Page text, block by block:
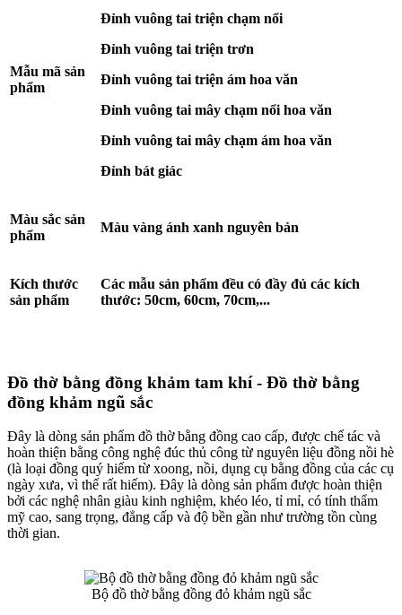
Mẫu mã sản
phẩm
Đỉnh vuông tai triện chạm nổi
Đỉnh vuông tai triện trơn
Đỉnh vuông tai triện ám hoa văn
Đỉnh vuông tai mây chạm nổi hoa văn
Đỉnh vuông tai mây chạm ám hoa văn
Đỉnh bát giác
Màu sắc sản
phẩm
Màu vàng ánh xanh nguyên bản
Kích thước
sản phẩm
Các mẫu sản phẩm đều có đầy đủ các kích
thước: 50cm, 60cm, 70cm,...
Đồ thờ bằng đồng khảm tam khí - Đồ thờ bằng
đồng khảm ngũ sắc
Đây là dòng sản phẩm đồ thờ bằng đồng cao cấp, được chế tác và
hoàn thiện bằng công nghệ đúc thủ công từ nguyên liệu đồng nồi hè
(là loại đồng quý hiếm từ xoong, nồi, dụng cụ bằng đồng của các cụ
ngày xưa, vì thế rất hiếm). Đây là dòng sản phẩm được hoàn thiện
bởi các nghệ nhân giàu kinh nghiệm, khéo léo, tỉ mỉ, có tính thẩm
mỹ cao, sang trọng, đẳng cấp và độ bền gần như trường tồn cùng
thời gian.
Bộ đồ thờ bằng đồng đỏ khảm ngũ sắc